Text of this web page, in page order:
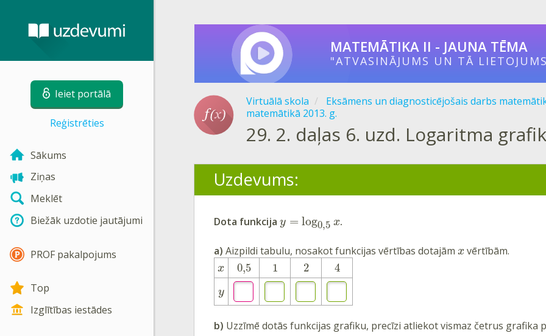
Ieiet portālā
Reģistrēties
Sākums
Ziņas
Meklēt
Biežāk uzdotie jautājumi
PROF pakalpojums
Top
Izglītības iestādes
MATEMĀTIKA II - JAUNA TĒMA
"ATVASINĀJUMS UN TĀ
Virtuālā skola Eksāmens un diagnosticējošais darbs
matemātikā 2013. g.
29. 2. daļas 6. uzd. Logaritma
Uzdevums:
Dota funkcija y = log0,5 x.
a) Aizpildi tabulu, nosakot funkcijas vērtības dotajām x vērtībām.
x 0,5 1 2 4
y
b) Uzzīmē dotās funkcijas grafiku, precīzi atliekot vismaz četrus grafika